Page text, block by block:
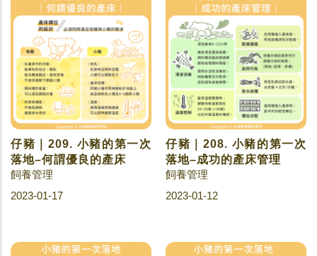
仔豬｜209. 小豬的第一次
落地–何謂優良的產床
飼養管理
2023-01-17
仔豬｜208. 小豬的第一次
落地–成功的產床管理
飼養管理
2023-01-12